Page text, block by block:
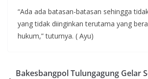
“Ada ada batasan-batasan sehingga
yang tidak diinginkan terutama yang
hukum,” tuturnya. ( Ayu)
Bakesbangpol Tulungagung Gelar